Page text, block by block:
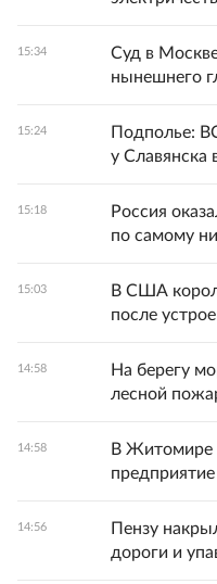
15:34
Суд в
нынешнего
15:24
Подполье:
у Славянска
15:18
Россия
по самому
15:03
В США
после
14:58
На берегу
лесной
14:58
В Житомире
14:56
Пензу
дороги и